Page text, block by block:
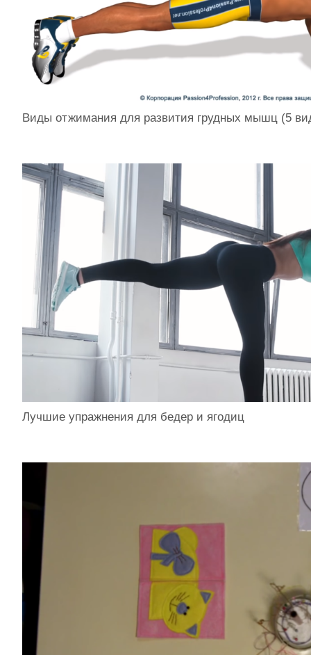
Виды отжимания для развития грудных мышц (5
Лучшие упражнения для бедер и ягодиц